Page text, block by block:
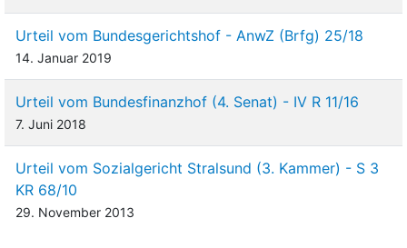
Urteil vom Bundesgerichtshof - AnwZ (Brfg) 25/18
14. Januar 2019
Urteil vom Bundesfinanzhof (4. Senat) - IV R 11/16
7. Juni 2018
Urteil vom Sozialgericht Stralsund (3. Kammer) - S 3
KR 68/10
29. November 2013